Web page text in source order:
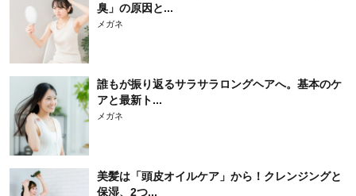
臭」の原因と...
メガネ
誰もが振り返るサラサラロングヘアへ。基本のケ
アと最新ト...
メガネ
美髪は「頭皮オイルケア」から！クレンジングと
保湿、2つ...